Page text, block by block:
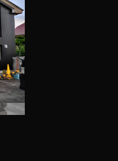
0